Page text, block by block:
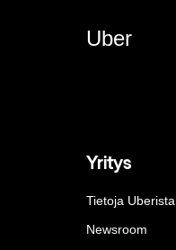
Uber
Yritys
Tietoja Uberista
Newsroom